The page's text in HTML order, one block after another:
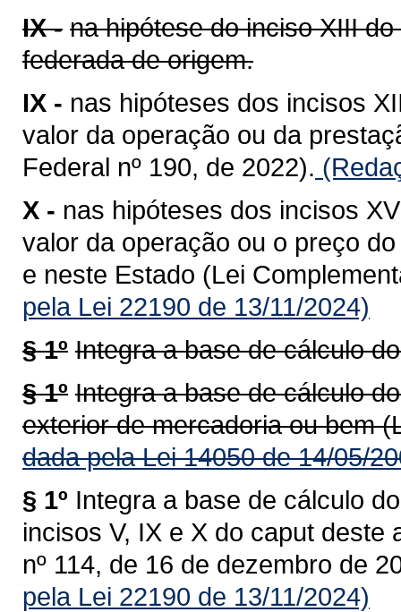
IX - na hipótese do inciso XIII
federada de origem.
IX - nas hipóteses dos incisos
valor da operação ou da
Federal nº 190, de 2022).
X - nas hipóteses dos incisos
valor da operação ou o preço
e neste Estado (Lei
pela Lei 22190 de 13/11/2024)
§ 1º Integra a base de cálculo
§ 1º Integra a base de cálculo
exterior de mercadoria ou bem
dada pela Lei 14050 de 14/05/
§ 1º Integra a base de cálculo
incisos V, IX e X do caput
nº 114, de 16 de dezembro de
pela Lei 22190 de 13/11/2024)